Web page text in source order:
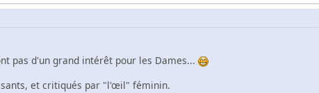
pas d'un grand intérêt pour les Dames...
et critiqués par "l'œil" féminin.